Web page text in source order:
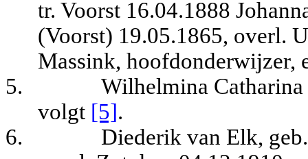
tr. Voorst 16.04.1888
(Voorst) 19.05.1865, overl.
Massink, hoofdonderwijzer,
5.
Wilhelmina
volgt [5].
6.
Diederik van Elk,